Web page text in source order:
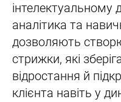
інтелектуальному
аналітика та
дозволяють
стрижки, які
відростання й
клієнта навіть у